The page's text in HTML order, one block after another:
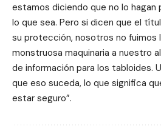
estamos diciendo que no lo hagan
lo que sea. Pero si dicen que el
su protección, nosotros no fuimos
monstruosa maquinaria a nuestro
de información para los tabloides.
que eso suceda, lo que significa
estar seguro”.